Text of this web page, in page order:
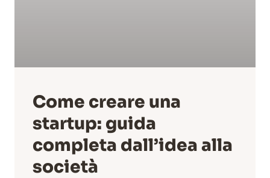
Come creare una
startup: guida
completa dall’idea alla
società